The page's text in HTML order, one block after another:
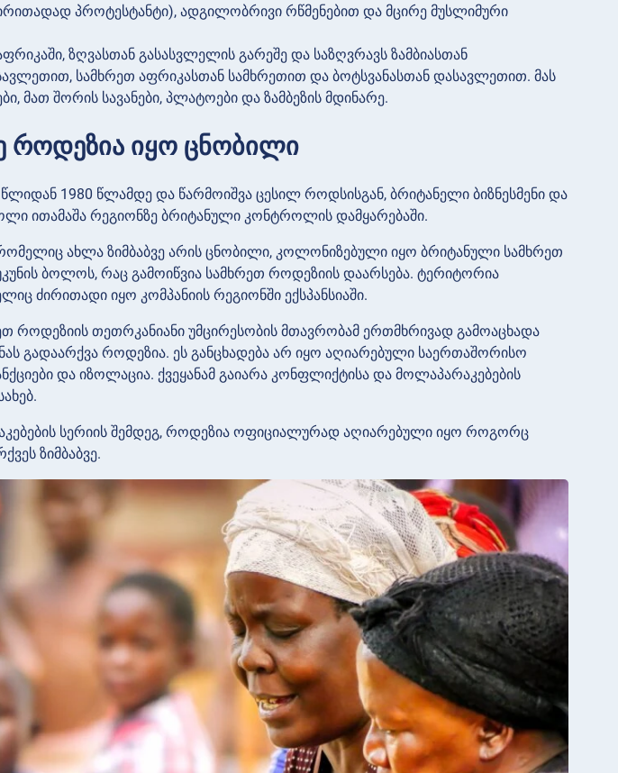
პროტესტანტი), ადგილობრივი რწმენებით და მცირე მუსლიმური
ზღვასთან გასასვლელის გარეშე და საზღვრავს ზამბიასთან
სამხრეთ აფრიკასთან სამხრეთით და ბოტსვანასთან დასავლეთით. მას
მათ შორის სავანები, პლატოები და ზამბეზის მდინარე.
როდეზია იყო ცნობილი
1980 წლამდე და წარმოიშვა ცესილ როდსისგან, ბრიტანელი ბიზნესმენი და
ითამაშა რეგიონზე ბრიტანული კონტროლის დამყარებაში.
ახლა ზიმბაბვე არის ცნობილი, კოლონიზებული იყო ბრიტანული სამხრეთ
ბოლოს, რაც გამოიწვია სამხრეთ როდეზიის დაარსება. ტერიტორია
ძირითადი იყო კომპანიის რეგიონში ექსპანსიაში.
როდეზიის თეთრკანიანი უმცირესობის მთავრობამ ერთმხრივად გამოაცხადა
გადაარქვა როდეზია. ეს განცხადება არ იყო აღიარებული საერთაშორისო
და იზოლაცია. ქვეყანამ გაიარა კონფლიქტისა და მოლაპარაკებების
სერიის შემდეგ, როდეზია ოფიციალურად აღიარებული იყო როგორც
ზიმბაბვე.